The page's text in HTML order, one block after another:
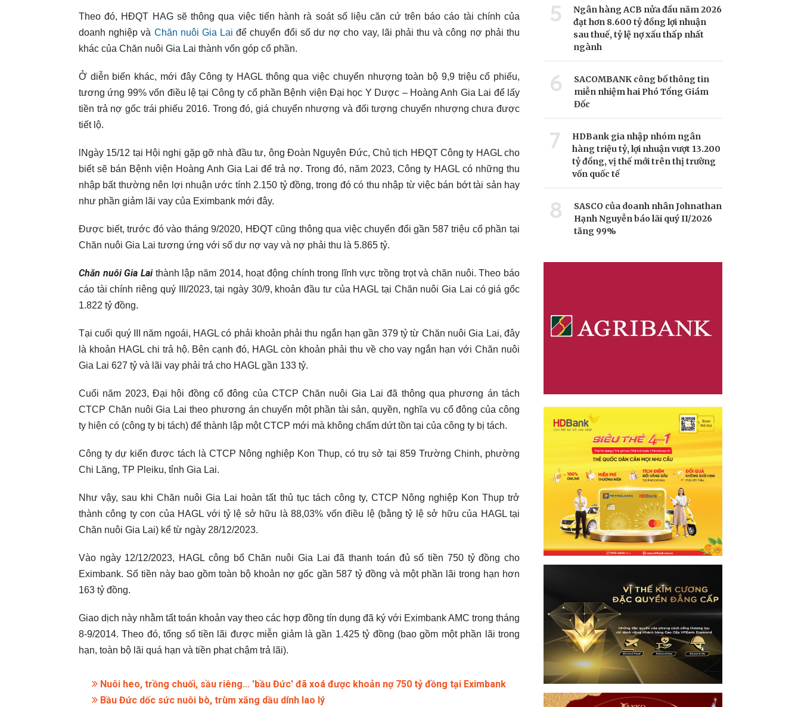
Theo đó, HĐQT HAG sẽ thông qua việc tiến hành rà soát số liệu căn cứ trên báo cáo tài chính của
doanh nghiệp và Chăn nuôi Gia Lai để chuyển đổi số dư nợ cho vay, lãi phải thu và công nợ phải thu
khác của Chăn nuôi Gia Lai thành vốn góp cổ phần.
Ở diễn biến khác, mới đây Công ty HAGL thông qua việc chuyển nhượng toàn bộ 9,9 triệu cổ phiếu,
tương ứng 99% vốn điều lệ tại Công ty cổ phần Bệnh viện Đại học Y Dược – Hoàng Anh Gia Lai để lấy
tiền trả nợ gốc trái phiếu 2016. Trong đó, giá chuyển nhượng và đối tượng chuyển nhượng chưa được
tiết lộ.
lNgày 15/12 tại Hội nghị gặp gỡ nhà đầu tư, ông Đoàn Nguyên Đức, Chủ tịch HĐQT Công ty HAGL cho
biết sẽ bán Bệnh viện Hoàng Anh Gia Lai để trả nợ. Trong đó, năm 2023, Công ty HAGL có những thu
nhập bất thường nên lợi nhuận ước tính 2.150 tỷ đồng, trong đó có thu nhập từ việc bán bớt tài sản hay
như phần giảm lãi vay của Eximbank mới đây.
Được biết, trước đó vào tháng 9/2020, HĐQT cũng thông qua việc chuyển đổi gần 587 triệu cổ phần tại
Chăn nuôi Gia Lai tương ứng với số dư nợ vay và nợ phải thu là 5.865 tỷ.
Chăn nuôi Gia Laithành lập năm 2014, hoạt động chính trong lĩnh vực trồng trọt và chăn nuôi. Theo báo
cáo tài chính riêng quý III/2023, tại ngày 30/9, khoản đầu tư của HAGL tại Chăn nuôi Gia Lai có giá gốc
1.822 tỷ đồng.
Tại cuối quý III năm ngoái, HAGL có phải khoản phải thu ngắn hạn gần 379 tỷ từ Chăn nuôi Gia Lai, đây
là khoản HAGL chi trả hộ. Bên cạnh đó, HAGL còn khoản phải thu về cho vay ngắn hạn với Chăn nuôi
Gia Lai 627 tỷ và lãi vay phải trả cho HAGL gần 133 tỷ.
Cuối năm 2023, Đại hội đồng cổ đông của CTCP Chăn nuôi Gia Lai đã thông qua phương án tách
CTCP Chăn nuôi Gia Lai theo phương án chuyển một phần tài sản, quyền, nghĩa vụ cổ đông của công
ty hiện có (công ty bị tách) để thành lập một CTCP mới mà không chấm dứt tồn tại của công ty bị tách.
Công ty dự kiến được tách là CTCP Nông nghiệp Kon Thụp, có trụ sở tại 859 Trường Chinh, phường
Chi Lăng, TP Pleiku, tỉnh Gia Lai.
Như vậy, sau khi Chăn nuôi Gia Lai hoàn tất thủ tục tách công ty, CTCP Nông nghiệp Kon Thụp trở
thành công ty con của HAGL với tỷ lệ sở hữu là 88,03% vốn điều lệ (bằng tỷ lệ sở hữu của HAGL tại
Chăn nuôi Gia Lai) kể từ ngày 28/12/2023.
Vào ngày 12/12/2023, HAGL công bố Chăn nuôi Gia Lai đã thanh toán đủ số tiền 750 tỷ đồng cho
Eximbank. Số tiền này bao gồm toàn bộ khoản nợ gốc gần 587 tỷ đồng và một phần lãi trong hạn hơn
163 tỷ đồng.
Giao dịch này nhằm tất toán khoản vay theo các hợp đồng tín dụng đã ký với Eximbank AMC trong tháng
8-9/2014. Theo đó, tổng số tiền lãi được miễn giảm là gần 1.425 tỷ đồng (bao gồm một phần lãi trong
hạn, toàn bộ lãi quá hạn và tiền phạt chậm trả lãi).
Nuôi heo, trồng chuối, sầu riêng... 'bầu Đức' đã xoá được khoản nợ 750 tỷ đồng tại Eximbank
Bầu Đức dốc sức nuôi bò, trùm xăng dầu dính lao lý
5
Ngân hàng ACB nửa đầu năm 2026
đạt hơn 8.600 tỷ đồng lợi nhuận
sau thuế, tỷ lệ nợ xấu thấp nhất
ngành
6
SACOMBANK công bố thông tin
miễn nhiệm hai Phó Tổng Giám
Đốc
7
HDBank gia nhập nhóm ngân
hàng triệu tỷ, lợi nhuận vượt 13.200
tỷ đồng, vị thế mới trên thị trường
vốn quốc tế
8
SASCO của doanh nhân Johnathan
Hạnh Nguyễn báo lãi quý II/2026
tăng 99%